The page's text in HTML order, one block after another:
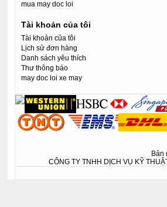
mua may doc loi
Tài khoản của tôi
Tài khoản của tôi
Lịch sử đơn hàng
Danh sách yêu thích
Thư thông báo
may doc loi xe may
Bản
CÔNG TY TNHH DỊCH VỤ KỸ